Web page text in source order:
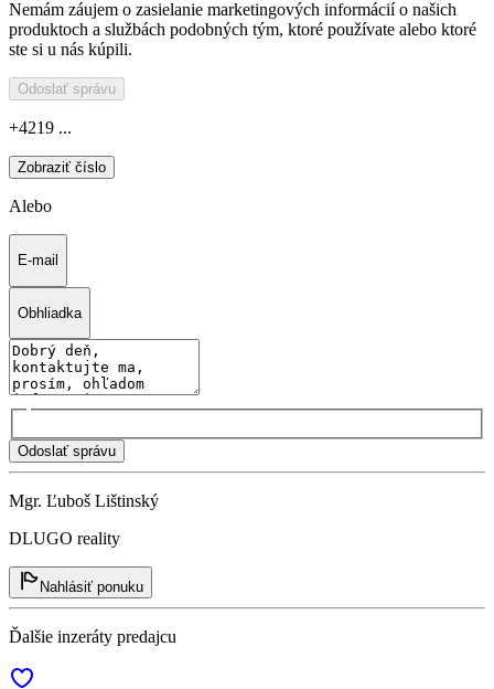
Nemám záujem o zasielanie marketingových informácií o našich
produktoch a službách podobných tým, ktoré používate alebo ktoré
ste si u nás kúpili.
Odoslať správu
+4219 ...
Zobraziť číslo
Alebo
E-mail
Obhliadka
Odoslať správu
Mgr. Ľuboš Lištinský
DLUGO reality
Nahlásiť ponuku
Ďalšie inzeráty predajcu